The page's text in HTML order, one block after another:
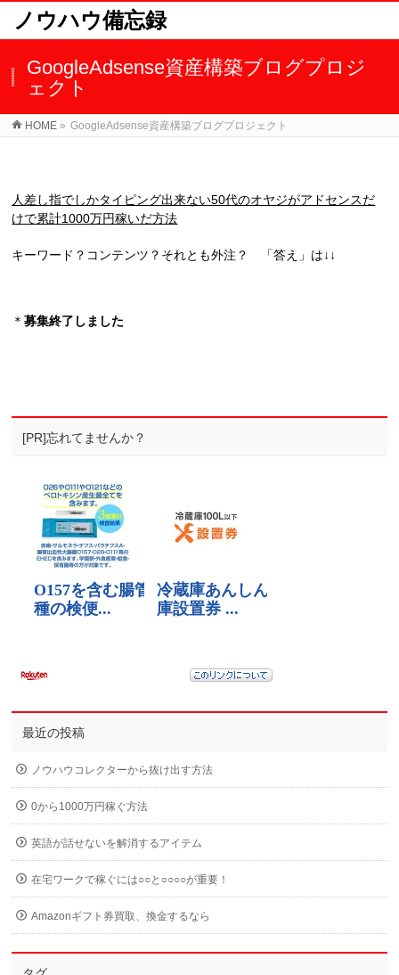
ノウハウ備忘録
GoogleAdsense資産構築ブログプロジ
ェクト
HOME » GoogleAdsense資産構築ブログプロジェクト
人差し指でしかタイピング出来ない50代のオヤジがアドセンスだ
けで累計1000万円稼いだ方法
キーワード？コンテンツ？それとも外注？ 「答え」は↓↓
＊募集終了しました
[PR]忘れてませんか？
最近の投稿
ノウハウコレクターから抜け出す方法
0から1000万円稼ぐ方法
英語が話せないを解消するアイテム
在宅ワークで稼ぐには○○と○○○○が重要！
Amazonギフト券買取、換金するなら